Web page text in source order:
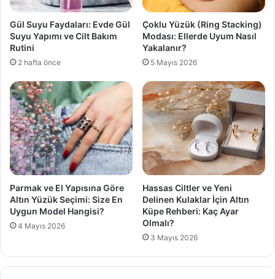
Gül Suyu Faydaları: Evde Gül
Suyu Yapımı ve Cilt Bakım
Rutini
2 hafta önce
Çoklu Yüzük (Ring Stacking)
Modası: Ellerde Uyum Nasıl
Yakalanır?
5 Mayıs 2026
Parmak ve El Yapısına Göre
Altın Yüzük Seçimi: Size En
Uygun Model Hangisi?
4 Mayıs 2026
Hassas Ciltler ve Yeni
Delinen Kulaklar İçin Altın
Küpe Rehberi: Kaç Ayar
Olmalı?
3 Mayıs 2026